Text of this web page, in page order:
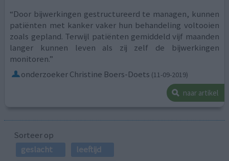
“Door bijwerkingen gestructureerd te managen, kunnen
patiënten met kanker vaker hun behandeling voltooien
zoals gepland. Terwijl patiënten gemiddeld vijf maanden
langer kunnen leven als zij zelf de bijwerkingen
monitoren.”
onderzoeker Christine Boers-Doets (11-09-2019)
naar artikel
Sorteer op
geslacht
leeftijd